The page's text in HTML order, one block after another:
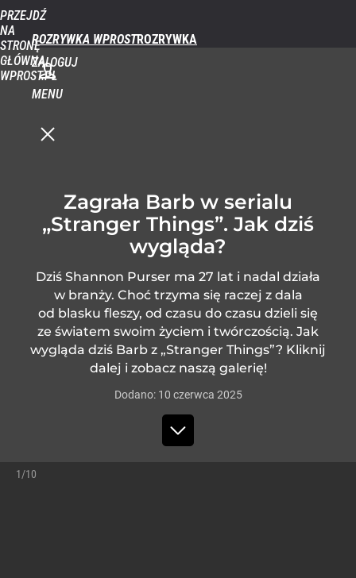
PRZEJDŹ
NA
STRONĘ
GŁÓWNĄ
WPROST.PL
ROZRYWKA WPROST
ZALOGUJ
MENU
Zagrała Barb w serialu
„Stranger Things”. Jak dziś
wygląda?
Dziś Shannon Purser ma 27 lat i nadal działa
w branży. Choć trzyma się raczej z dala
od blasku fleszy, od czasu do czasu dzieli się
ze światem swoim życiem i twórczością. Jak
wygląda dziś Barb z „Stranger Things”? Kliknij
dalej i zobacz naszą galerię!
Dodano: 10 czerwca 2025